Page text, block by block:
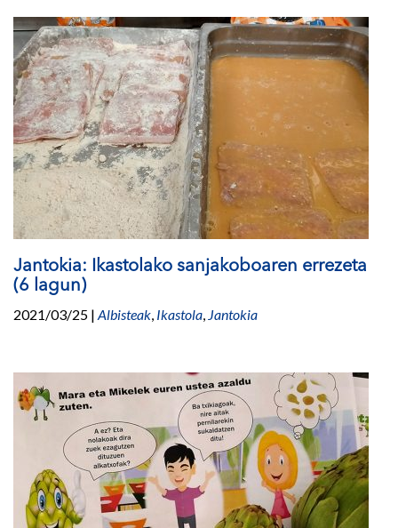
Jantokia: Ikastolako sanjakoboaren errezeta
(6 lagun)
2021/03/25 | Albisteak, Ikastola, Jantokia